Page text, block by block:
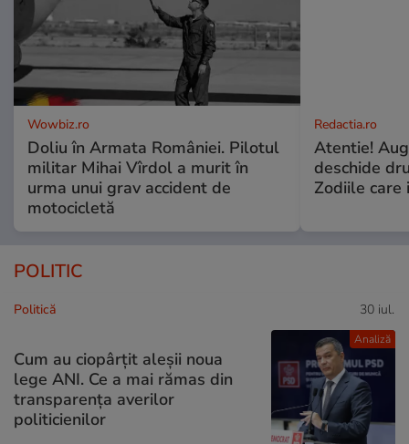
Wowbiz.ro
Doliu în Armata României. Pilotul
militar Mihai Vîrdol a murit în
urma unui grav accident de
motocicletă
Redactia.ro
Atentie!
deschide
Zodiile care
POLITIC
Analiză
Politică 30 iul.
Cum au ciopârțit aleșii noua
lege ANI. Ce a mai rămas din
transparența averilor
politicienilor